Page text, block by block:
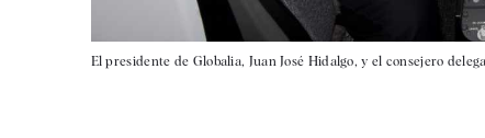
El presidente de Globalia, Juan José Hidalgo, y el consejero